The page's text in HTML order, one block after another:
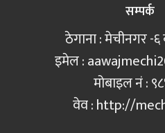
सम्पर्क
ठेगाना : मेचीनगर -६
इमेल :
मोबाइल नं‍ :
वेव : http://